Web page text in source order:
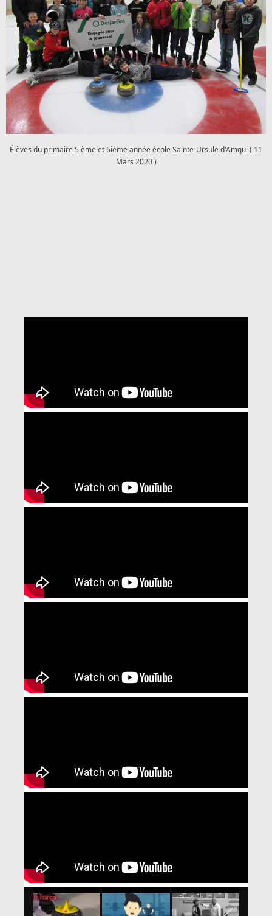
Élèves du primaire 5ième et 6ième année école Sainte-Ursule d'Amqui ( 11
Mars 2020 )